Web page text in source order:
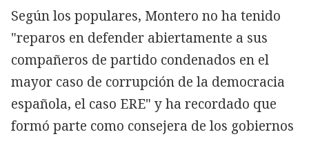
Según los populares, Montero no ha tenido
"reparos en defender abiertamente a sus
compañeros de partido condenados en el
mayor caso de corrupción de la democracia
española, el caso ERE" y ha recordado que
formó parte como consejera de los gobiernos